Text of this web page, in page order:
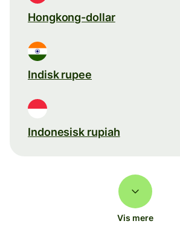
Hongkong-dollar
Indisk rupee
Indonesisk rupiah
Vis mere